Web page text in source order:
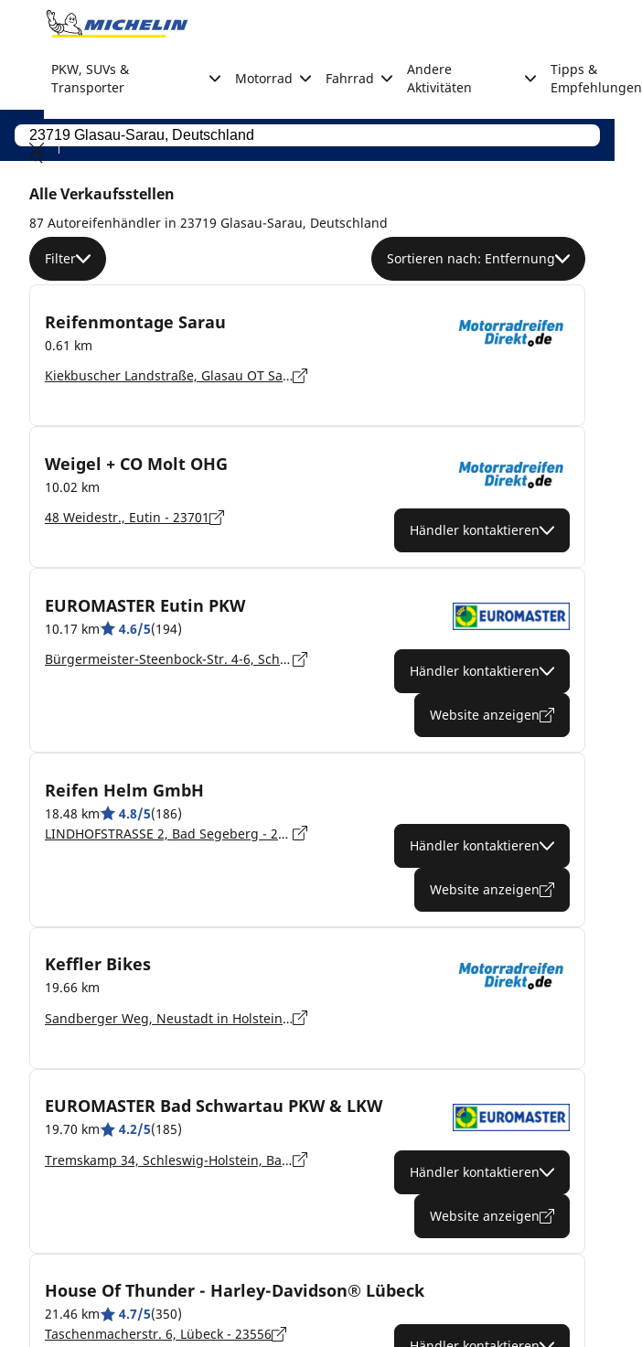
Go to page content
PKW, SUVs &
Transporter
Motorrad Fahrrad
Andere
Aktivitäten
Tipps &
Empfehlungen
Alle Verkaufsstellen
87 Autoreifenhändler in 23719 Glasau-Sarau, Deutschland
Filter Sortieren nach: Entfernung
Reifenmontage Sarau
0.61 km
Kiekbuscher Landstraße, Glasau OT Sarau - 23719
Weigel + CO Molt OHG
10.02 km
48 Weidestr., Eutin - 23701
Händler kontaktieren
EUROMASTER Eutin PKW
10.17 km 4.6/5(194)
Bürgermeister-Steenbock-Str. 4-6, Schleswig-Holstein, Eutin - 23701
Händler kontaktieren
Website anzeigen
Reifen Helm GmbH
18.48 km 4.8/5(186)
LINDHOFSTRASSE 2, Bad Segeberg - 23795
Händler kontaktieren
Website anzeigen
Keffler Bikes
19.66 km
Sandberger Weg, Neustadt in Holstein - 23730
EUROMASTER Bad Schwartau PKW & LKW
19.70 km 4.2/5(185)
Tremskamp 34, Schleswig-Holstein, Bad Schwartau - 23611
Händler kontaktieren
Website anzeigen
House Of Thunder - Harley-Davidson® Lübeck
21.46 km 4.7/5(350)
Taschenmacherstr. 6, Lübeck - 23556